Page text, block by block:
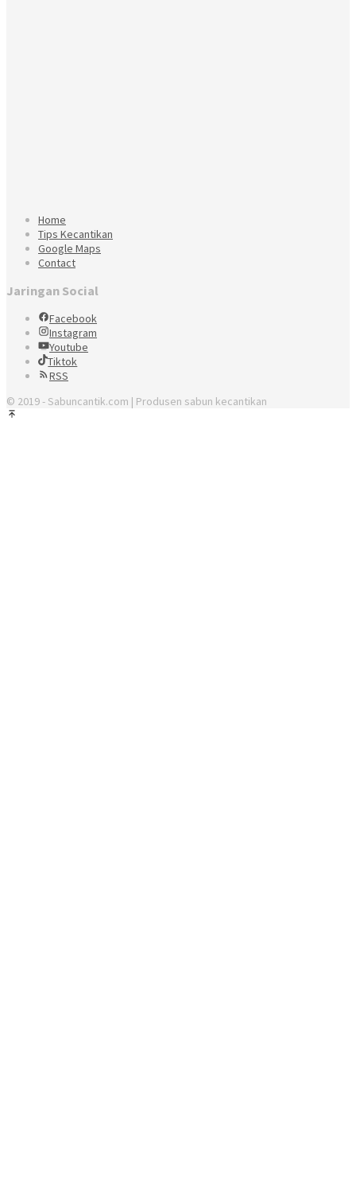
Home
Tips Kecantikan
Google Maps
Contact
Jaringan Social
Facebook
Instagram
Youtube
Tiktok
RSS
© 2019 - Sabuncantik.com | Produsen sabun kecantikan